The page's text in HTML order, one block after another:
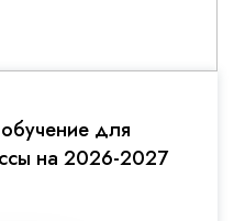
для
на 2026-2027